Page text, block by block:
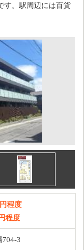
す。駅周辺には百貨
程度
程度
3